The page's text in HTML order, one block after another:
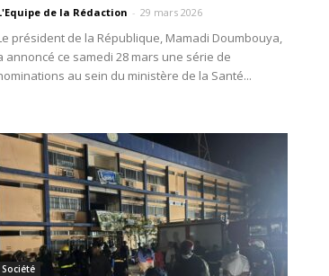
de la Rédaction - 29 mars 2026
président de la République, Mamadi Doumbouya,
annoncé ce samedi 28 mars une série de
au sein du ministère de la Santé...
Société